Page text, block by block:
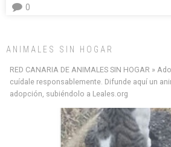
0
ANIMALES SIN HOGAR
RED CANARIA DE ANIMALES SIN HOGAR »
cuídale responsablemente. Difunde aquí un
adopción, subiéndolo a Leales.org